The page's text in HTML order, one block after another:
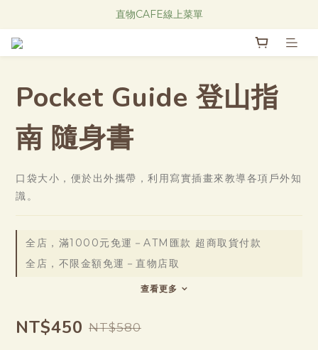
Research Notes 新品發售中！
直物CAFE線上菜單
Pocket Guide 登山指
南 隨身書
口袋大小，便於出外攜帶，利用寫實插畫來教導各項戶外知
識。
全店，滿1000元免運－ATM匯款 超商取貨付款
全店，不限金額免運－直物店取
查看更多
NT$450 NT$580